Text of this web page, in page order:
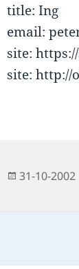
title: Ing
email:
site:
site: http://
Posted
31-10-2002